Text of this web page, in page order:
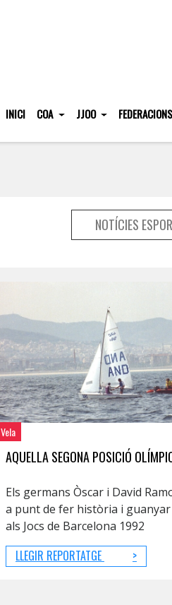
INICI COA JJOO FEDERACIONS
NOTÍCIES
Vela
AQUELLA SEGONA POSICIÓ
Els germans Òscar i David
a punt de fer història i
als Jocs de Barcelona 1992
LLEGIR REPORTATGE >